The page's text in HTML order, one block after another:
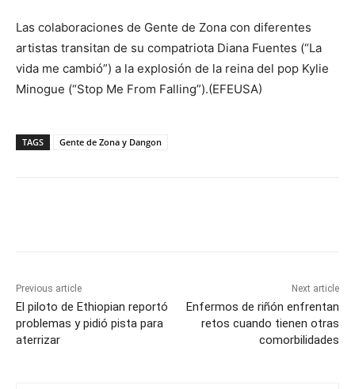
Las colaboraciones de Gente de Zona con diferentes
artistas transitan de su compatriota Diana Fuentes (“La
vida me cambió”) a la explosión de la reina del pop Kylie
Minogue (“Stop Me From Falling”).(EFEUSA)
TAGS Gente de Zona y Dangon
Previous article
El piloto de Ethiopian reportó
problemas y pidió pista para
aterrizar
Next article
Enfermos de riñón enfrentan
retos cuando tienen otras
comorbilidades